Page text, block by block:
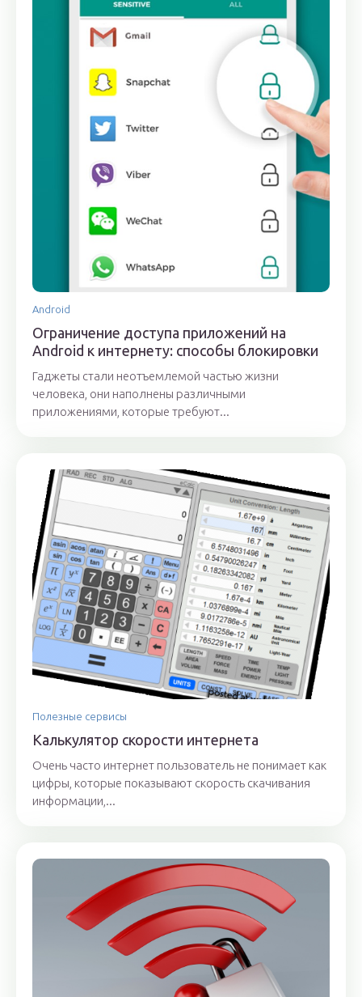
Android
Ограничение доступа приложений на
Android к интернету: способы блокировки
Гаджеты стали неотъемлемой частью жизни
человека, они наполнены различными
приложениями, которые требуют...
Полезные сервисы
Калькулятор скорости интернета
Очень часто интернет пользователь не понимает как
цифры, которые показывают скорость скачивания
информации,...